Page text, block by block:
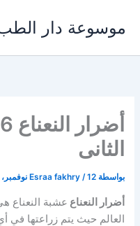
المحتوى
موسوعة دار
الثانى
بواسطة Esraa fakhry /12 نوفمبر، 2021
أضرار النعناع عشبة النعناع
العالم حيث يتم زراعتها